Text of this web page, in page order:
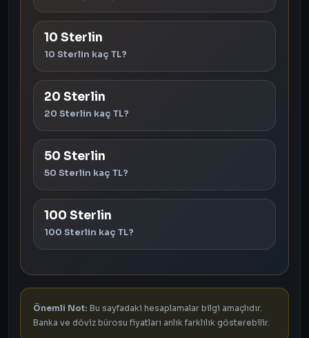
10 Sterlin
10 Sterlin kaç TL?
20 Sterlin
20 Sterlin kaç TL?
50 Sterlin
50 Sterlin kaç TL?
100 Sterlin
100 Sterlin kaç TL?
Önemli Not: Bu sayfadaki hesaplamalar bilgi amaçlıdır.
Banka ve döviz bürosu fiyatları anlık farklılık gösterebilir.